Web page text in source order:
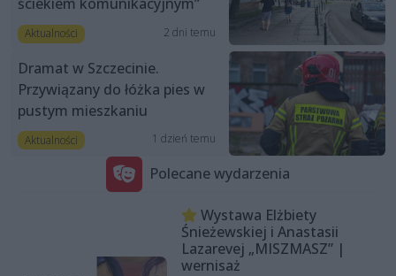
ściekiem komunikacyjnym”
Aktualności 2 dni temu
Dramat w Szczecinie.
Przywiązany do łóżka pies w
pustym mieszkaniu
Aktualności 1 dzień temu
Polecane wydarzenia
Wystawa Elżbiety
Śnieżewskiej i Anastasii
Lazarevej „MISZMASZ” |
wernisaż